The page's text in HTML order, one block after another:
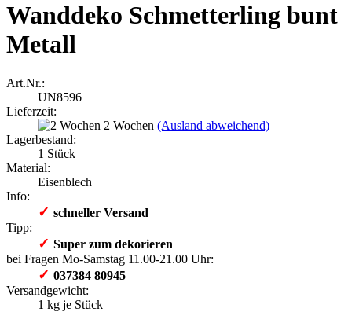
Wanddeko Schmetterling bunt
Metall
Art.Nr.:
UN8596
Lieferzeit:
2 Wochen (Ausland abweichend)
Lagerbestand:
1 Stück
Material:
Eisenblech
Info:
✓ schneller Versand
Tipp:
✓ ​ Super zum dekorieren
bei Fragen Mo-Samstag 11.00-21.00 Uhr:
✓ ​ 037384 80945
Versandgewicht:
1 kg je Stück